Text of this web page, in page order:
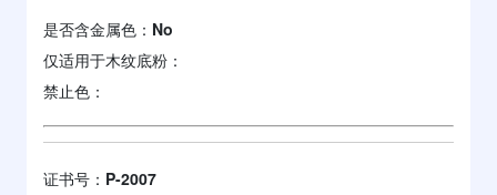
是否含金属色： No
仅适用于木纹底粉：
禁止色：
证书号： P-2007